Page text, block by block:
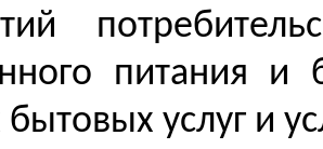
питания и
услуг и